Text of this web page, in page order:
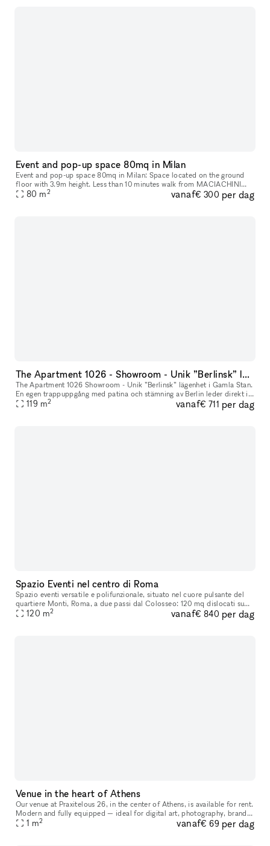
Event and pop-up space 80mq in Milan
Event and pop-up space 80mq in Milan: Space located on the ground
floor with 3.9m height. Less than 10 minutes walk from MACIACHINI
and ZARA metro station, 1minutes from 2/4 tram and 70 bus. It is a
80 m2 vanaf€ 300 per dag
The Apartment 1026 - Showroom - Unik ”Berlinsk” lägenhet i Gamla Stan.
The Apartment 1026 Showroom - Unik ”Berlinsk” lägenhet i Gamla Stan.
En egen trappuppgång med patina och stämning av Berlin leder direkt in
i möblerat showroom. Interiör / konst ingår i hyran men
119 m2 vanaf€ 711 per dag
Spazio Eventi nel centro di Roma
Spazio eventi versatile e polifunzionale, situato nel cuore pulsante del
quartiere Monti, Roma, a due passi dal Colosseo: 120 mq dislocati su
due livelli si affacciano in una delle strade centrali pi
120 m2 vanaf€ 840 per dag
Venue in the heart of Athens
Our venue at Praxitelous 26, in the center of Athens, is available for rent.
Modern and fully equipped — ideal for digital art, photography, brand
activations, pop-ups, and presentations. 62 sq.m. ov
1 m2 vanaf€ 69 per dag